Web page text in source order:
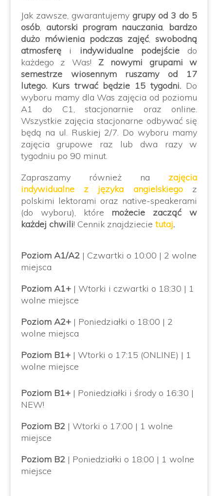
Jak zawsze, gwarantujemy grupy od 3 do 5
osób, autorski program nauczania, bardzo
dużo mówienia podczas zajęć,swobodną
atmosferęi indywidualne podejściedo
każdego z Was! Z nowymi grupami w
semestrze wiosennym ruszamy od 17
lutego. Kurs trwać będzie 15 tygodni. Do
wyboru mamy dla Was zajęcia od poziomu
A1 do C1, stacjonarnie oraz online.
Wszystkie zajęcia stacjonarne odbywać się
będą na ul. Ruskiej 2/7. Do wyboru mamy
zajęcia grupowe raz lub dwa razy w
tygodniu po 90 minut.
Zapraszamy również na
zajęcia
indywidualne z języka angielskiegoz
polskimi lektorami oraz native-speakerami
(do wyboru), które możecie zacząć w
każdej chwili! Cennik znajdziecie tutaj.
Poziom A1/A2 | Czwartki o 10:00 | 2 wolne
miejsca
Poziom A1+ | Wtorki i czwartki o 18:30 | 1
wolne miejsce
Poziom A2+| Poniedziałki o 18:00 | 2
wolne miejsca
Poziom B1+ | Wtorki o 17:15 (ONLINE) | 1
wolne miejsce
Poziom B1+| Poniedziałki i środy o 16:30 |
NEW!
Poziom B2 | Wtorki o 17:00 | 1 wolne
miejsce
Poziom B2 | Poniedziałki o 18:00 | 1 wolne
miejsce